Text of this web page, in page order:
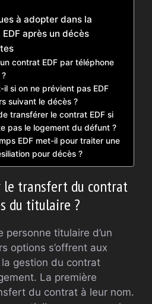
à adopter dans la
après un décès
contrat EDF par téléphone
si on ne prévient pas EDF
suivant le décès ?
transférer le contrat EDF si
pas le logement du défunt ?
EDF met-il pour traiter une
pour décès ?
le transfert du contrat
du titulaire ?
personne titulaire d’un
options s’offrent aux
gestion du contrat
La première
du contrat à leur nom.